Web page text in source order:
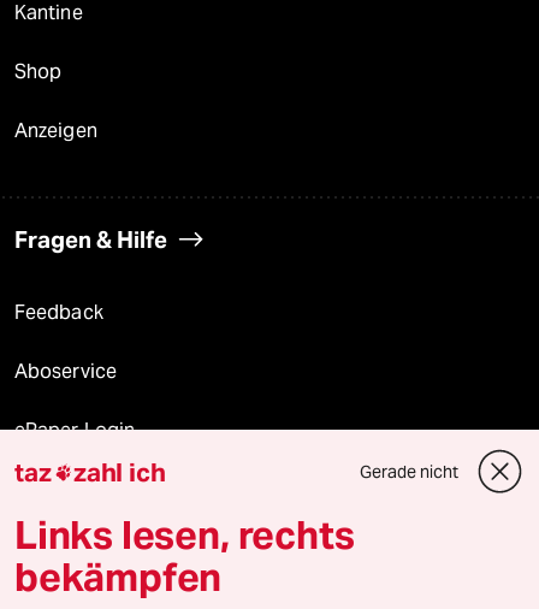
Kantine
Shop
Anzeigen
Fragen & Hilfe
Feedback
Aboservice
ePaper Login
Downloads für Abonnierende
© 2026 taz Verlags und Vertriebs GmbH
taz zahl ich Gerade nicht
Links lesen, rechts
bekämpfen